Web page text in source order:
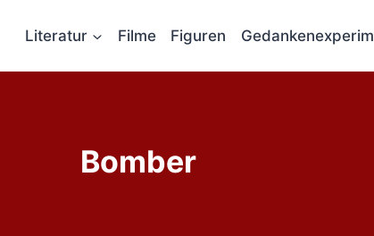
Literatur Filme Figuren
Bomber